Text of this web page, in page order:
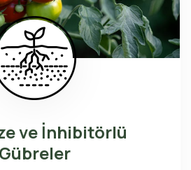
ve İnhibitörlü
Gübreler